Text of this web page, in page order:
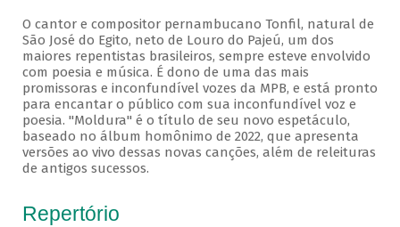
O cantor e compositor pernambucano Tonfil, natural de
São José do Egito, neto de Louro do Pajeú, um dos
maiores repentistas brasileiros, sempre esteve envolvido
com poesia e música. É dono de uma das mais
promissoras e inconfundível vozes da MPB, e está pronto
para encantar o público com sua inconfundível voz e
poesia. "Moldura" é o título de seu novo espetáculo,
baseado no álbum homônimo de 2022, que apresenta
versões ao vivo dessas novas canções, além de releituras
de antigos sucessos.
Repertório